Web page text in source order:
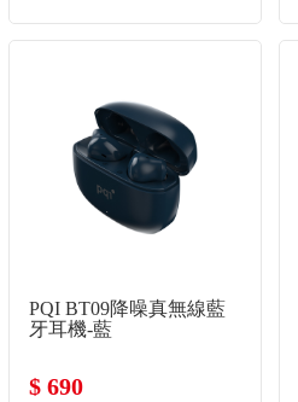
PQI BT09降噪真無線藍
牙耳機-藍
$ 690